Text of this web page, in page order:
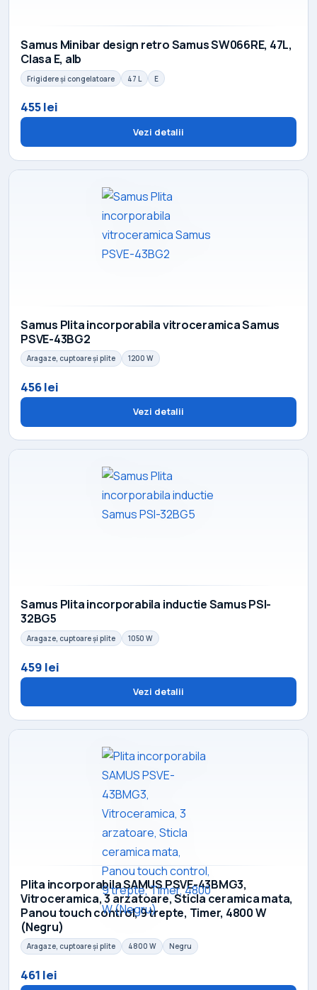
Samus Minibar design retro Samus SW066RE, 47L,
Clasa E, alb
Frigidere și congelatoare 47 L E
455 lei
Vezi detalii
Samus Plita incorporabila vitroceramica Samus
PSVE-43BG2
Aragaze, cuptoare și plite 1200 W
456 lei
Vezi detalii
Samus Plita incorporabila inductie Samus PSI-
32BG5
Aragaze, cuptoare și plite 1050 W
459 lei
Vezi detalii
Plita incorporabila SAMUS PSVE-43BMG3,
Vitroceramica, 3 arzatoare, Sticla ceramica mata,
Panou touch control, 9 trepte, Timer, 4800 W
(Negru)
Aragaze, cuptoare și plite 4800 W Negru
461 lei